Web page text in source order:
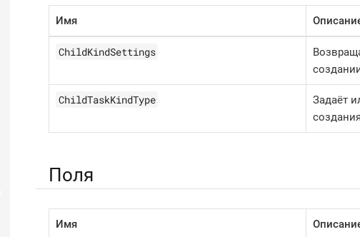
Имя
ChildKindSettings
ChildTaskKindType
Задаёт
Поля
Имя